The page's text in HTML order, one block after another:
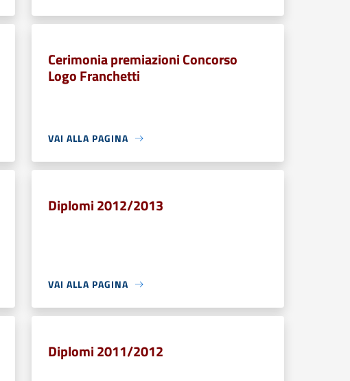
Cerimonia premiazioni Concorso
Logo Franchetti
VAI ALLA PAGINA
Diplomi 2012/2013
VAI ALLA PAGINA
Diplomi 2011/2012